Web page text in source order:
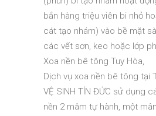
bắn hàng triệu viên bi nhỏ
cát tạo nhám) vào bề mặt
các vết sơn, keo hoặc lớp
Xoa nền bê tông Tuy Hòa,
Dịch vụ xoa nền bê tông tại
VỆ SINH TÍN ĐỨC sử dụng
nền 2 mâm tự hành, một